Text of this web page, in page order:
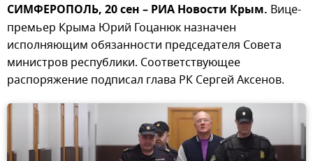
СИМФЕРОПОЛЬ, 20 сен – РИА Новости Крым. Вице-
премьер Крыма Юрий Гоцанюк назначен
исполняющим обязанности председателя Совета
министров республики. Соответствующее
распоряжение подписал глава РК Сергей Аксенов.